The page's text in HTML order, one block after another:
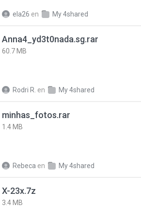
ela26 en My 4shared
Anna4_yd3t0nada.sg.rar
60.7 MB
Rodri R. en My 4shared
minhas_fotos.rar
1.4 MB
Rebeca en My 4shared
X-23x.7z
3.4 MB